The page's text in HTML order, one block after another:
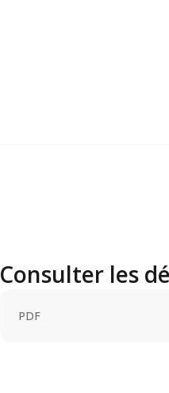
Consulter les
PDF